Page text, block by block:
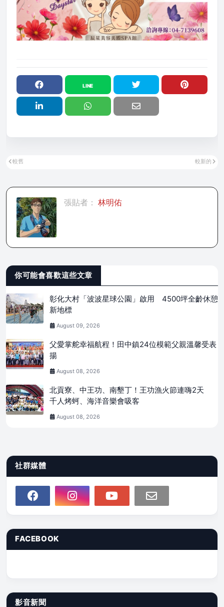
較新的
較舊
張貼者： 林明佑
你可能會喜歡這些文章
彰化大村「波波星球公園」啟用 4500坪全齡休憩
新地標
August 09, 2026
父愛掌舵幸福航程！田中鎮24位模範父親溫馨受表
揚
August 08, 2026
北貢寮、中王功、南墾丁！王功漁火節連嗨2天
千人烤蚵、海洋音樂會吸客
August 08, 2026
社群媒體
FACEBOOK
影音新聞